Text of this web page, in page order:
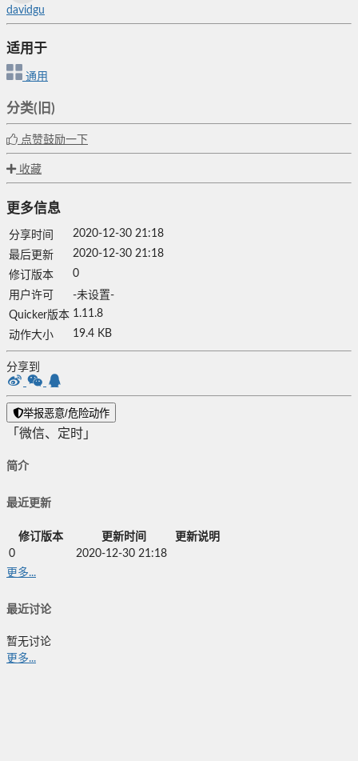
davidgu
适用于
通用
分类(旧)
点赞鼓励一下
收藏
更多信息
分享时间
2020-12-30 21:18
最后更新
2020-12-30 21:18
修订版本
0
用户许可
-未设置-
Quicker版本 1.11.8
动作大小
19.4 KB
分享到
举报恶意/危险动作
「微信、定时」
简介
最近更新
修订版本 更新时间
更新说明
0
2020-12-30 21:18
更多...
最近讨论
暂无讨论
更多...